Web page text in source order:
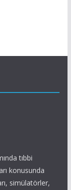
tıbbi
konusunda
simülatörler,